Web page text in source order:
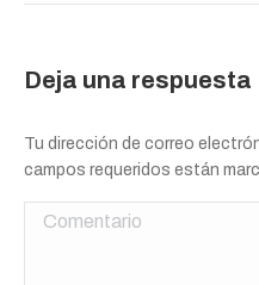
Deja una respuesta
Tu dirección de correo
campos requeridos están
Comentario